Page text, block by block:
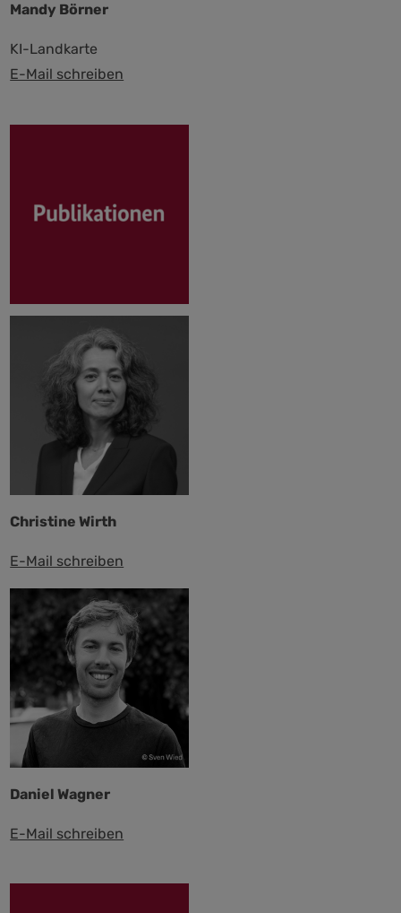
Mandy Börner
KI-Landkarte
E-Mail schreiben
Christine Wirth
E-Mail schreiben
Daniel Wagner
E-Mail schreiben